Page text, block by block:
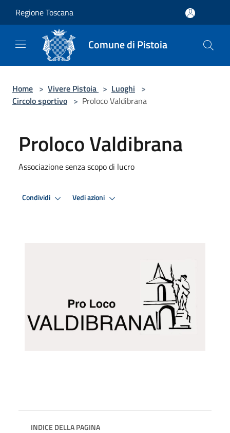
Regione Toscana
Comune di Pistoia
Home > Vivere Pistoia > Luoghi >
Circolo sportivo > Proloco Valdibrana
Proloco Valdibrana
Associazione senza scopo di lucro
Condividi Vedi azioni
INDICE DELLA PAGINA